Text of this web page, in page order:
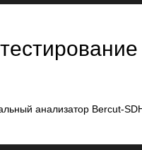
анализатор Bercut-